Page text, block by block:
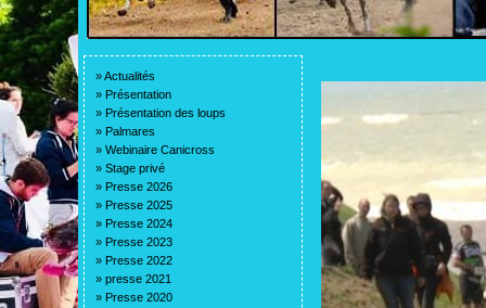
»Actualités
» Présentation
» Présentation des loups
» Palmares
» Webinaire Canicross
» Stage privé
» Presse 2026
» Presse 2025
» Presse 2024
» Presse 2023
» Presse 2022
» presse 2021
» Presse 2020